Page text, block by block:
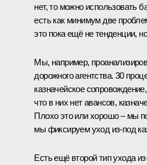
нет, то можно использовать
есть как минимум две
это пока ещё не тенденции,
Мы, например,
дорожного агентства. 30
казначейское
что в них нет авансов,
Плохо это или хорошо – мы
мы фиксируем уход из‑под
Есть ещё второй тип ухода